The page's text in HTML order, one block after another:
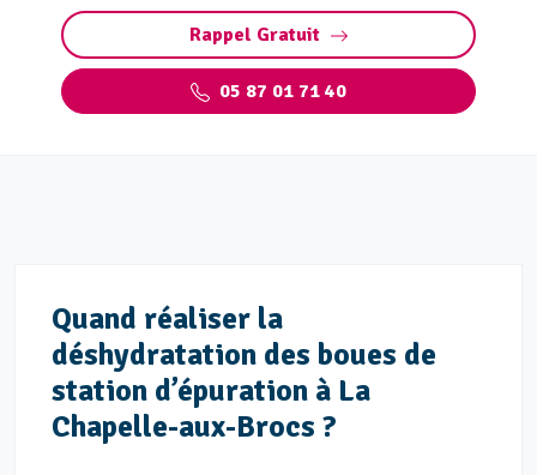
Rappel Gratuit
05 87 01 71 40
Quand réaliser la
déshydratation des boues de
station d’épuration à La
Chapelle-aux-Brocs ?